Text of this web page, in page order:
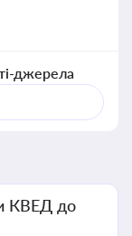
джерела
КВЕД до